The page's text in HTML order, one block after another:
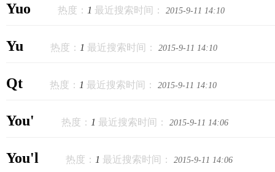
Yuo 热度： 1 最近搜索时间： 2015-9-11 14:10
Yu 热度： 1 最近搜索时间： 2015-9-11 14:10
Qt 热度： 1 最近搜索时间： 2015-9-11 14:10
You' 热度： 1 最近搜索时间： 2015-9-11 14:06
You'l 热度： 1 最近搜索时间： 2015-9-11 14:06